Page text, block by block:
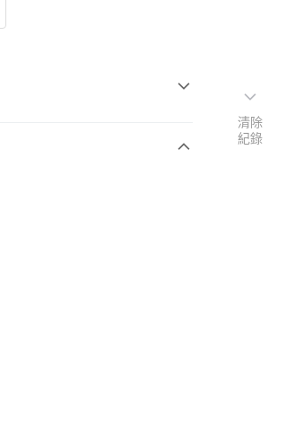
清除
紀錄